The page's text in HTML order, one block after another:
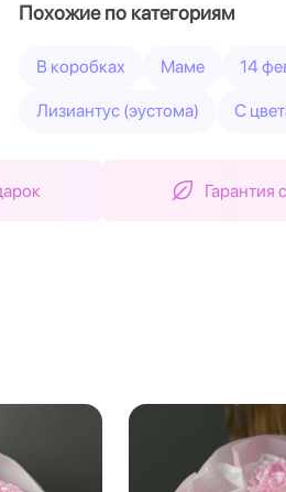
Похожие по категориям
В коробках Маме 14
Лизиантус (эустома) С
Гарантия